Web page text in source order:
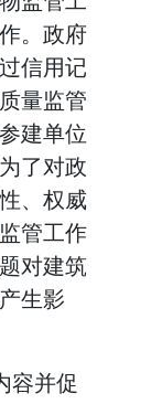
。政府
信用记
量监管
建单位
了对政
、权威
管工作
对建筑
生影
容并促